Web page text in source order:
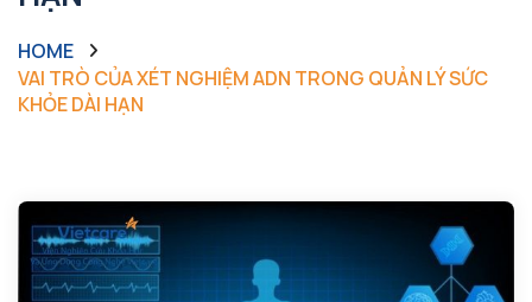
HOME
VAI TRÒ CỦA XÉT NGHIỆM ADN TRONG QUẢN LÝ SỨC
KHỎE DÀI HẠN